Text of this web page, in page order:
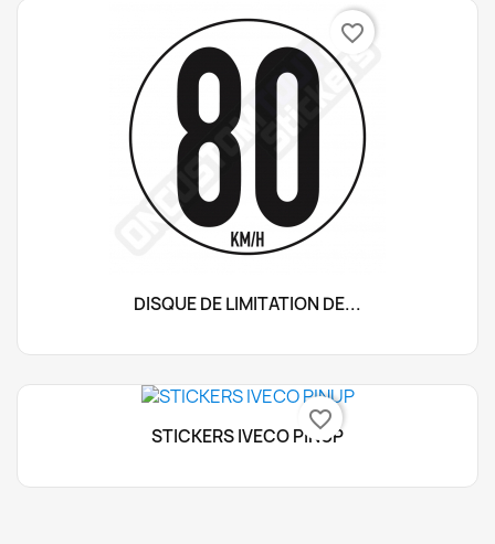
DISQUE DE LIMITATION DE...
favorite_border
STICKERS IVECO PINUP
favorite_border